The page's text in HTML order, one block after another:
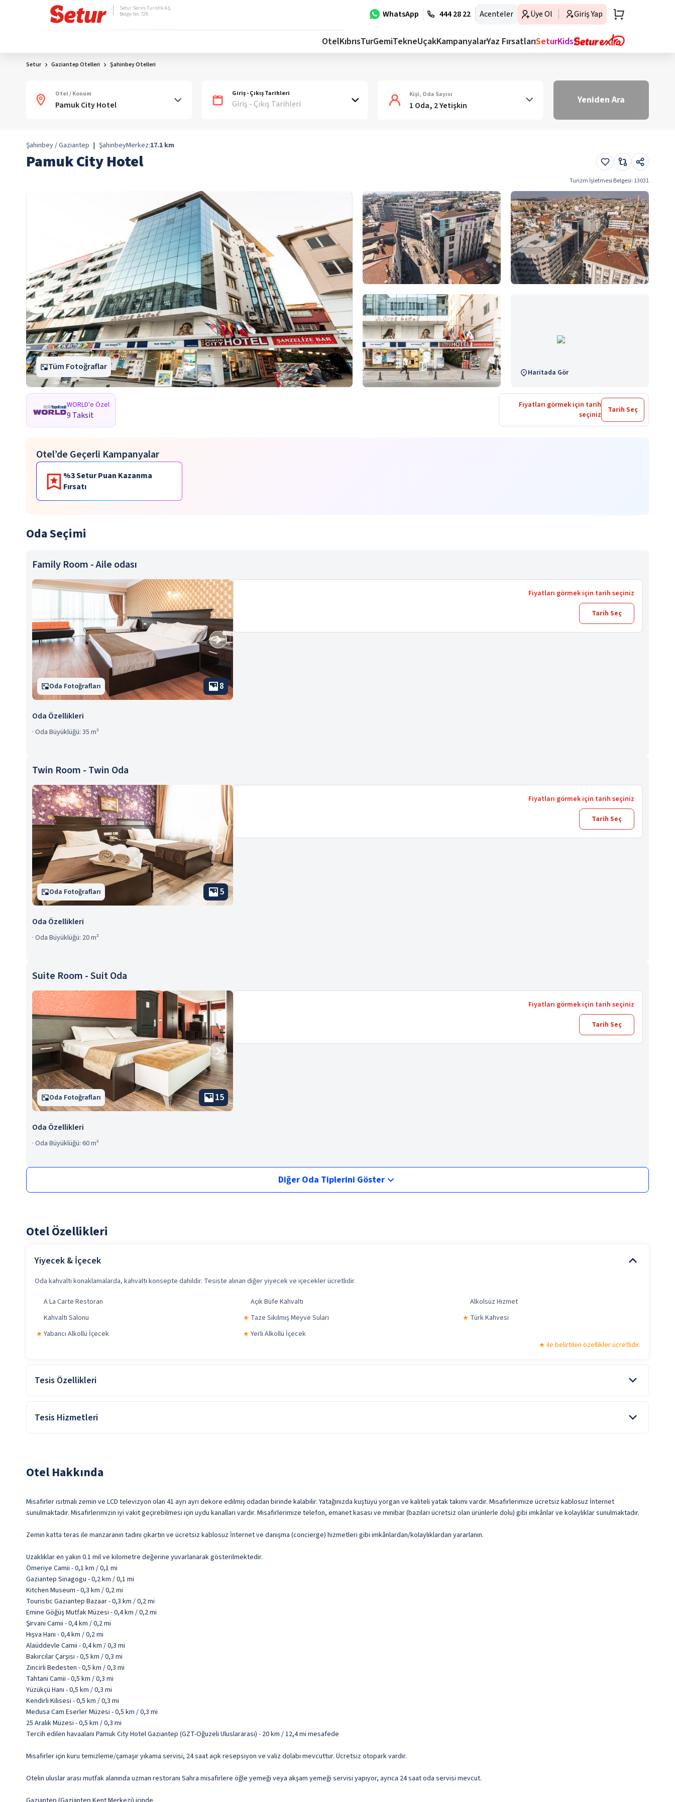
WhatsApp 444 28 22 Acenteler Üye Ol Giriş Yap
Setur Servis Turistik A.Ş.
Belge No: 728
OtelKıbrısTurGemiTekneUçakKampanyalarYaz FırsatlarıSeturKids
Setur Gaziantep Otelleri Şahinbey Otelleri
Otel / Konum Giriş - Çıkış Tarihleri
Giriş - Çıkış Tarihleri
Kişi, Oda Sayısı
1 Oda, 2 Yetişkin Yeniden Ara
Şahinbey / Gaziantep | ŞahinbeyMerkez:17.1 km
Pamuk City Hotel
Turizm İşletmesi Belgesi: 13031
Tüm Fotoğraflar
Haritada Gör
WORLD'e Özel
9 Taksit
Fiyatları görmek için tarih
seçiniz
Tarih Seç
Otel’de Geçerli Kampanyalar
%3 Setur Puan Kazanma
Fırsatı
Oda Seçimi
Family Room - Aile odası
Oda Fotoğrafları 8
Oda Özellikleri
· Oda Büyüklüğü: 35 m²
Fiyatları görmek için tarih seçiniz
Tarih Seç
Twin Room - Twin Oda
Oda Fotoğrafları 5
Oda Özellikleri
· Oda Büyüklüğü: 20 m²
Fiyatları görmek için tarih seçiniz
Tarih Seç
Suite Room - Suit Oda
Oda Fotoğrafları 15
Oda Özellikleri
· Oda Büyüklüğü: 60 m²
Fiyatları görmek için tarih seçiniz
Tarih Seç
Diğer Oda Tiplerini Göster
Otel Özellikleri
Yiyecek & İçecek
Oda kahvaltı konaklamalarda, kahvaltı konsepte dahildir. Tesiste alınan diğer yiyecek ve içecekler ücretlidir.
A La Carte Restoran Açık Büfe Kahvaltı
Alkolsüz Hizmet
Kahvaltı Salonu
Taze Sıkılmış Meyve Suları
Türk Kahvesi
Yabancı Alkollü İçecek
Yerli Alkollü İçecek
ile belirtilen özellikler ücretlidir.
Tesis Özellikleri
Tesis Hizmetleri
Otel Hakkında
Misafirler ısıtmalı zemin ve LCD televizyon olan 41 ayrı ayrı dekore edilmiş odadan birinde kalabilir. Yatağınızda kuştüyü yorgan ve kaliteli yatak takımı vardır. Misafirlerimize ücretsiz kablosuz İnternet
sunulmaktadır. Misafirlerimizin iyi vakit geçirebilmesi için uydu kanalları vardır. Misafirlerimize telefon, emanet kasası ve minibar (bazıları ücretsiz olan ürünlerle dolu) gibi imkânlar ve kolaylıklar sunulmaktadır.
Zemin katta teras ile manzaranın tadını çıkartın ve ücretsiz kablosuz İnternet ve danışma (concierge) hizmetleri gibi imkânlardan/kolaylıklardan yararlanın.
Uzaklıklar en yakın 0.1 mil ve kilometre değerine yuvarlanarak gösterilmektedir.
Ömeriye Camii - 0,1 km / 0,1 mi
Gaziantep Sinagogu - 0,2 km / 0,1 mi
Kitchen Museum - 0,3 km / 0,2 mi
Touristic Gaziantep Bazaar - 0,3 km / 0,2 mi
Emine Göğüş Mutfak Müzesi - 0,4 km / 0,2 mi
Şirvani Camii - 0,4 km / 0,2 mi
Hışva Hanı - 0,4 km / 0,2 mi
Alaüddevle Camii - 0,4 km / 0,3 mi
Bakırcılar Çarşısı - 0,5 km / 0,3 mi
Zincirli Bedesten - 0,5 km / 0,3 mi
Tahtani Camii - 0,5 km / 0,3 mi
Yüzükçü Hanı - 0,5 km / 0,3 mi
Kendirli Kilisesi - 0,5 km / 0,3 mi
Medusa Cam Eserler Müzesi - 0,5 km / 0,3 mi
25 Aralık Müzesi - 0,5 km / 0,3 mi
Tercih edilen havaalanı Pamuk City Hotel Gaziantep (GZT-Oğuzeli Uluslararası) - 20 km / 12,4 mi mesafede
Misafirler için kuru temizleme/çamaşır yıkama servisi, 24 saat açık resepsiyon ve valiz dolabı mevcuttur. Ücretsiz otopark vardır.
Otelin uluslar arası mutfak alanında uzman restoranı Sahra misafirlere öğle yemeği veya akşam yemeği servisi yapıyor, ayrıca 24 saat oda servisi mevcut.